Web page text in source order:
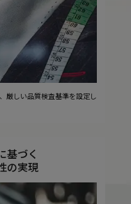
厳しい品質検査基準を設定し
基づく
の実現